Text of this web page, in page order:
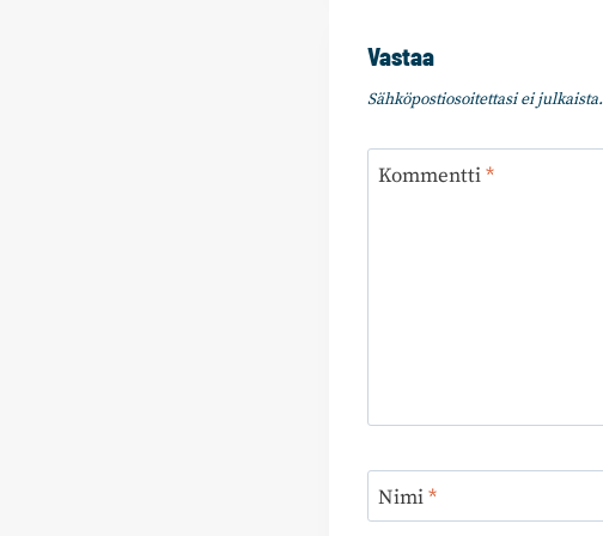
Vastaa
Sähköpostiosoitettasi ei julkaista.
Kommentti*
Nimi*